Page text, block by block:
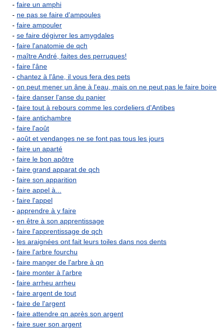
- faire un amphi
- ne pas se faire d'ampoules
- faire ampouler
- se faire dégivrer les amygdales
- faire l'anatomie de qch
- maître André, faites des perruques!
- faire l'âne
- chantez à l'âne, il vous fera des pets
- on peut mener un âne à l'eau, mais on ne peut pas le faire boire
- faire danser l'anse du panier
- faire tout à rebours comme les cordeliers d'Antibes
- faire antichambre
- faire l'août
- août et vendanges ne se font pas tous les jours
- faire un aparté
- faire le bon apôtre
- faire grand apparat de qch
- faire son apparition
- faire appel à...
- faire l'appel
- apprendre à y faire
- en être à son apprentissage
- faire l'apprentissage de qch
- les araignées ont fait leurs toiles dans nos dents
- faire l'arbre fourchu
- faire manger de l'arbre à qn
- faire monter à l'arbre
- faire arrheu arrheu
- faire argent de tout
- faire de l'argent
- faire attendre qn après son argent
- faire suer son argent